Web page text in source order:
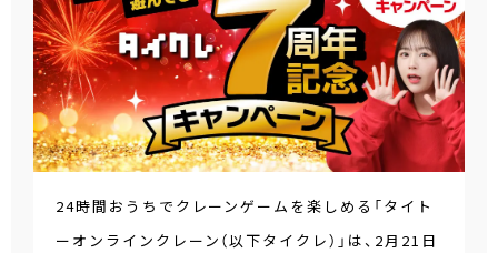
24時間おうちでクレーンゲームを楽しめる「タイト
ーオンラインクレーン（以下タイクレ）」は、2月21日